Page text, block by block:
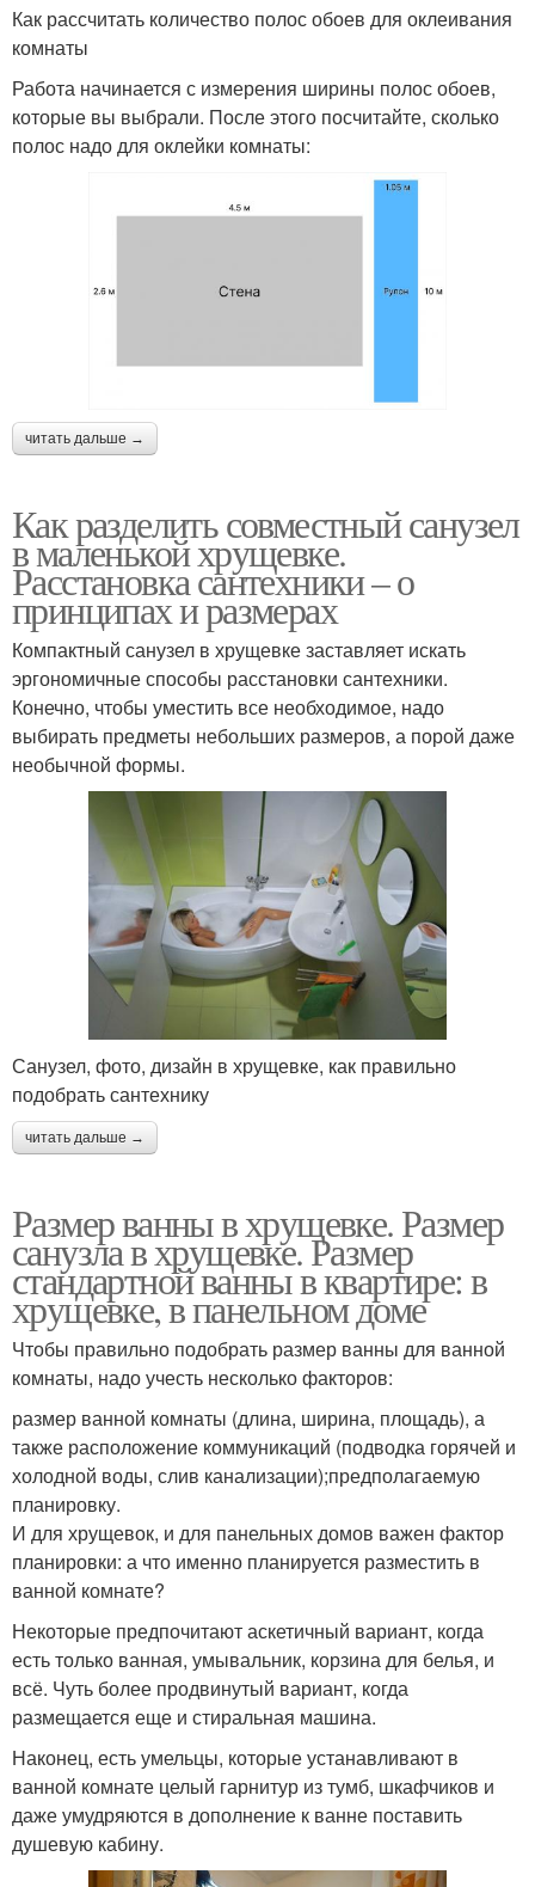
Как рассчитать количество полос обоев для оклеивания
комнаты
Работа начинается с измерения ширины полос обоев,
которые вы выбрали. После этого посчитайте, сколько
полос надо для оклейки комнаты:
читать дальше →
Как разделить совместный санузел
в маленькой хрущевке.
Расстановка сантехники – о
принципах и размерах
Компактный санузел в хрущевке заставляет искать
эргономичные способы расстановки сантехники.
Конечно, чтобы уместить все необходимое, надо
выбирать предметы небольших размеров, а порой даже
необычной формы.
Санузел, фото, дизайн в хрущевке, как правильно
подобрать сантехнику
читать дальше →
Размер ванны в хрущевке. Размер
санузла в хрущевке. Размер
стандартной ванны в квартире: в
хрущевке, в панельном доме
Чтобы правильно подобрать размер ванны для ванной
комнаты, надо учесть несколько факторов:
размер ванной комнаты (длина, ширина, площадь), а
также расположение коммуникаций (подводка горячей и
холодной воды, слив канализации);предполагаемую
планировку.
И для хрущевок, и для панельных домов важен фактор
планировки: а что именно планируется разместить в
ванной комнате?
Некоторые предпочитают аскетичный вариант, когда
есть только ванная, умывальник, корзина для белья, и
всё. Чуть более продвинутый вариант, когда
размещается еще и стиральная машина.
Наконец, есть умельцы, которые устанавливают в
ванной комнате целый гарнитур из тумб, шкафчиков и
даже умудряются в дополнение к ванне поставить
душевую кабину.